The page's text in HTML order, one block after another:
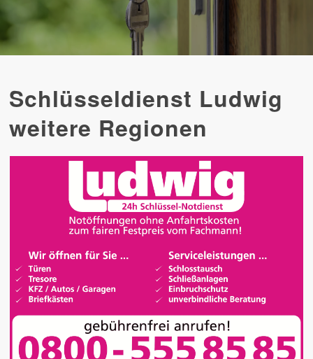
Schlüsseldienst Ludwig
weitere Regionen